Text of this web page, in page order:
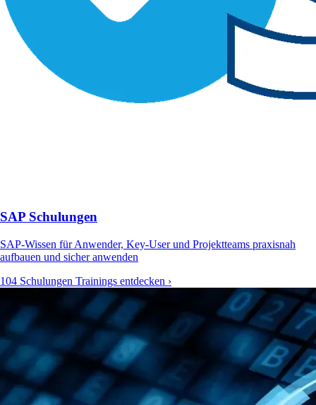
SAP Schulungen
SAP-Wissen für Anwender, Key-User und Projektteams praxisnah
aufbauen und sicher anwenden
104 Schulungen Trainings entdecken ›